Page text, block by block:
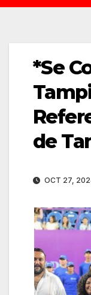
*Se
de
OCT 27,